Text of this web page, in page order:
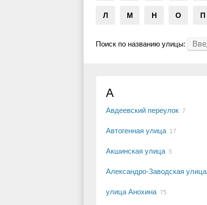
Л М Н О П
Поиск по названию улицы:
А
Авдеевский переулок 7
Автогенная улица 17
Акшинская улица 5
Александро-Заводская улица
улица Анохина 75